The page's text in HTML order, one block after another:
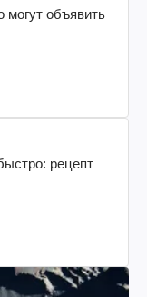
могут объявить
рецепт